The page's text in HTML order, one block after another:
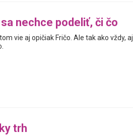
nechce podeliť, či čo
vie aj opičiak Fričo. Ale tak ako vždy, aj
trh